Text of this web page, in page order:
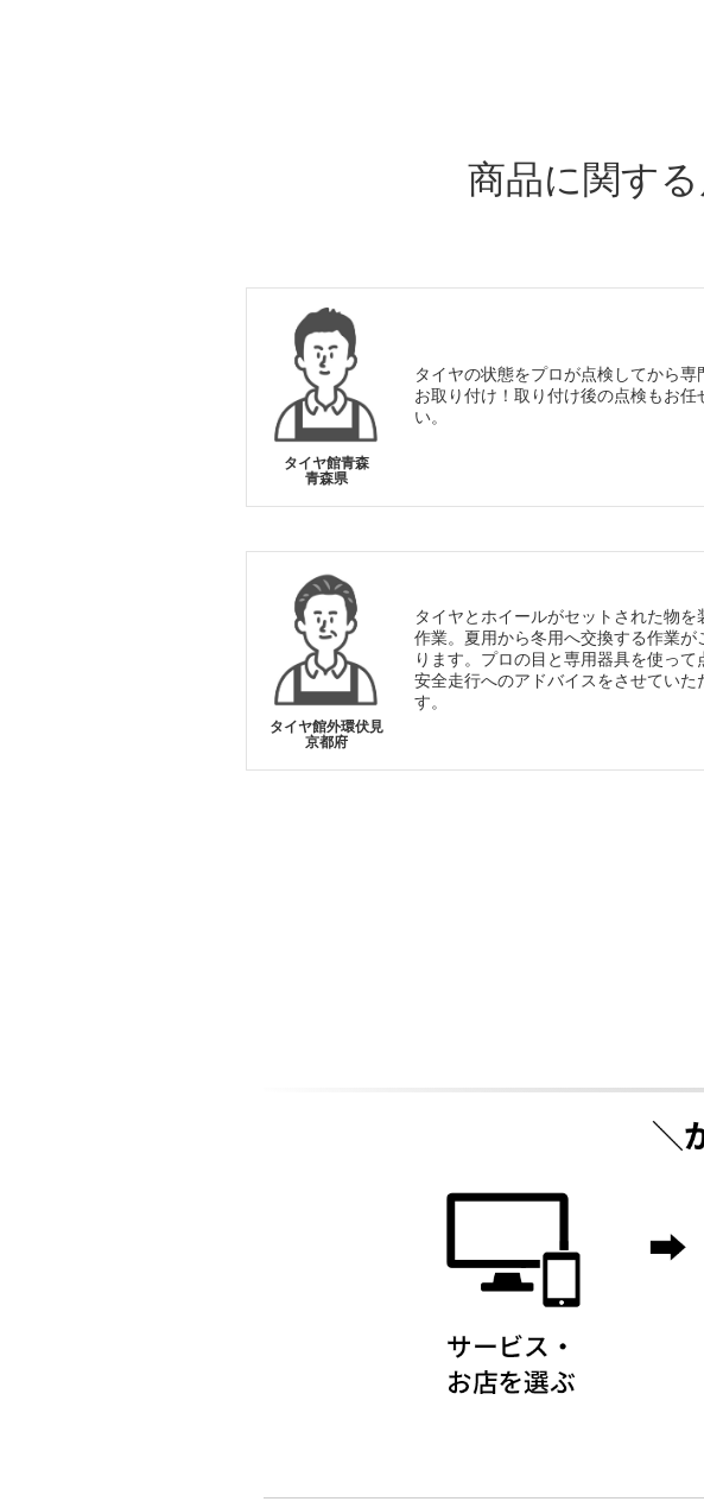
商品に関す
タイヤ館青森
青森県
タイヤの状態をプロが点検してから専
お取り付け！取り付け後の点検もお任
い。
タイヤ館外環伏見
京都府
タイヤとホイールがセットされた物を
作業。夏用から冬用へ交換する作業が
ります。プロの目と専用器具を使って
安全走行へのアドバイスをさせていた
す。